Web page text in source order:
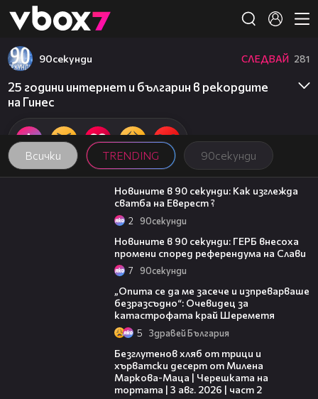
👾
Всички TRENDING 90секунди
90секунди СЛЕДВАЙ 281
25 години интернет и българин в рекордите
на Гинес
01:54
Новините в 90 секунди: Как изглежда
сватба на Еверест ?
2 90секунди
Новините в 90 секунди: ГЕРБ внесоха
промени според референдума на Слави
7 90секунди
„Опита се да ме засече и изпреварваше
безразсъдно“: Очевидец за
катастрофата край Шереметя
5 Здравей България
Безглутенов хляб от трици и
хърватски десерт от Милена
Маркова-Маца | Черешката на
тортата | 3 авг. 2026 | част 2